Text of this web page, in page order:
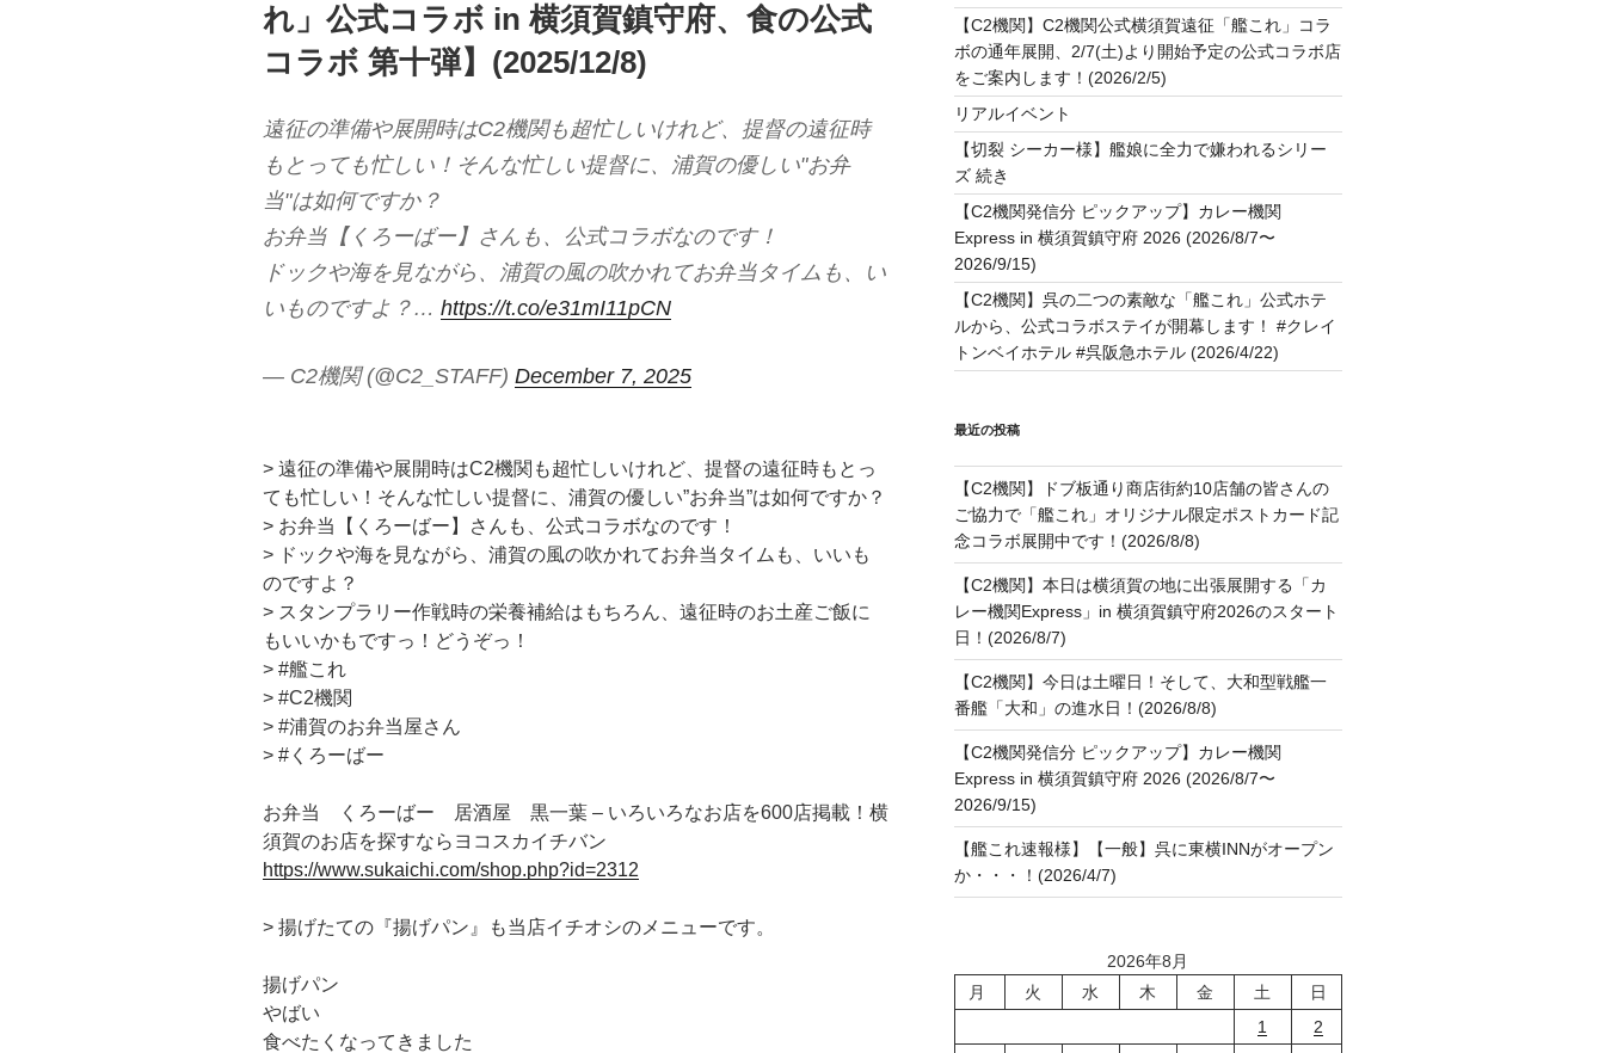
れ」公式コラボ in 横須賀鎮守府、食の公式
コラボ 第十弾】(2025/12/8)
遠征の準備や展開時はC2機関も超忙しいけれど、提督の遠征時
もとっても忙しい！そんな忙しい提督に、浦賀の優しい"お弁
当"は如何ですか？
お弁当【くろーばー】さんも、公式コラボなのです！
ドックや海を見ながら、浦賀の風の吹かれてお弁当タイムも、い
いものですよ？… https://t.co/e31mI11pCN
— C2機関 (@C2_STAFF) December 7, 2025
> 遠征の準備や展開時はC2機関も超忙しいけれど、提督の遠征時もとっ
ても忙しい！そんな忙しい提督に、浦賀の優しい”お弁当”は如何ですか？
> お弁当【くろーばー】さんも、公式コラボなのです！
> ドックや海を見ながら、浦賀の風の吹かれてお弁当タイムも、いいも
のですよ？
> スタンプラリー作戦時の栄養補給はもちろん、遠征時のお土産ご飯に
もいいかもですっ！どうぞっ！
> #艦これ
> #C2機関
> #浦賀のお弁当屋さん
> #くろーばー
お弁当 くろーばー 居酒屋 黒一葉 – いろいろなお店を600店掲載！横
須賀のお店を探すならヨコスカイチバン
https://www.sukaichi.com/shop.php?id=2312
> 揚げたての『揚げパン』も当店イチオシのメニューです。
揚げパン
やばい
食べたくなってきました
【C2機関】C2機関公式横須賀遠征「艦これ」コラ
ボの通年展開、2/7(土)より開始予定の公式コラボ店
をご案内します！(2026/2/5)
リアルイベント
【切裂 シーカー様】艦娘に全力で嫌われるシリー
ズ 続き
【C2機関発信分 ピックアップ】カレー機関
Express in 横須賀鎮守府 2026 (2026/8/7〜
2026/9/15)
【C2機関】呉の二つの素敵な「艦これ」公式ホテ
ルから、公式コラボステイが開幕します！ #クレイ
トンベイホテル #呉阪急ホテル (2026/4/22)
最近の投稿
【C2機関】ドブ板通り商店街約10店舗の皆さんの
ご協力で「艦これ」オリジナル限定ポストカード記
念コラボ展開中です！(2026/8/8)
【C2機関】本日は横須賀の地に出張展開する「カ
レー機関Express」in 横須賀鎮守府2026のスタート
日！(2026/8/7)
【C2機関】今日は土曜日！そして、大和型戦艦一
番艦「大和」の進水日！(2026/8/8)
【C2機関発信分 ピックアップ】カレー機関
Express in 横須賀鎮守府 2026 (2026/8/7〜
2026/9/15)
【艦これ速報様】【一般】呉に東横INNがオープン
か・・・！(2026/4/7)
2026年8月
月
火 水 木 金 土
日
1
2